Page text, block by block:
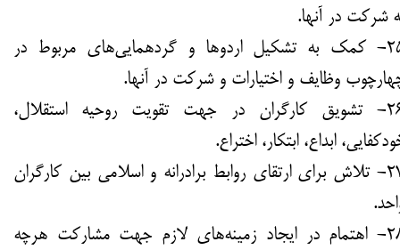
شرکت در آنها.
25- کمک به تشکیل اردوها و گردهمایی‌های مربوط در
وظایف و اختیارات و شرکت در آنها.
26- تشویق کارگران در جهت تقویت روحیه استقلال،
ابداع، ابتکار، اختراع.
27- تلاش برای ارتقای روابط برادرانه و اسلامی بین کارگران
28- اهتمام در ایجاد زمینه‌های لازم جهت مشارکت هرچه